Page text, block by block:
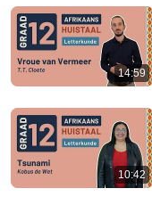
13.9
14:59
10:42